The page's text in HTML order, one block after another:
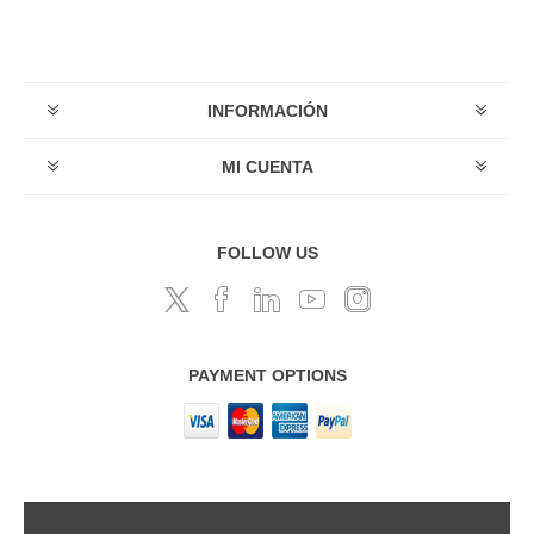
INFORMACIÓN
MI CUENTA
FOLLOW US
PAYMENT OPTIONS